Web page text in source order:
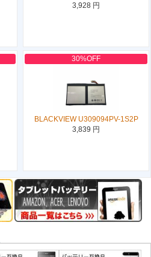
3,928 円
30%OFF
BLACKVIEW U309094PV-1S2P
3,839 円